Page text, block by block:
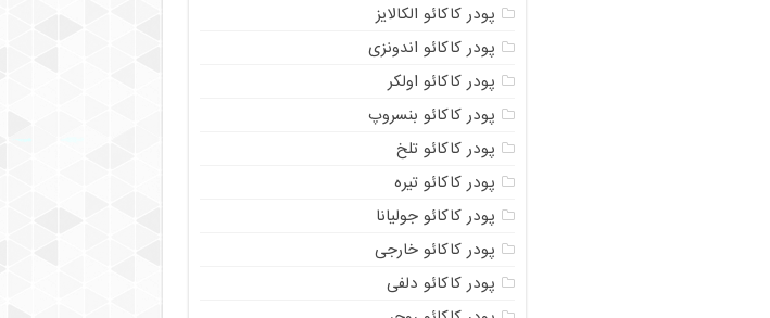
پودر کاکائو الکالایز
پودر کاکائو اندونزی
پودر کاکائو اولکر
پودر کاکائو بنسروپ
پودر کاکائو تلخ
پودر کاکائو تیره
پودر کاکائو جولیانا
پودر کاکائو خارجی
پودر کاکائو دلفی